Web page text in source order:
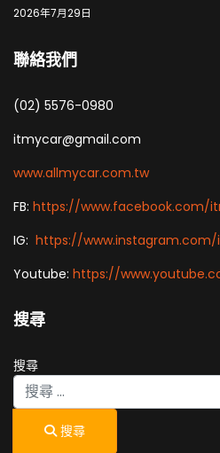
2026年7月29日
聯絡我們
(02) 5576-0980
itmycar@gmail.com
www.allmycar.com.tw
FB: https://www.facebook.com/
IG: https://www.instagram.com/
Youtube: https://
搜尋
搜尋
搜尋